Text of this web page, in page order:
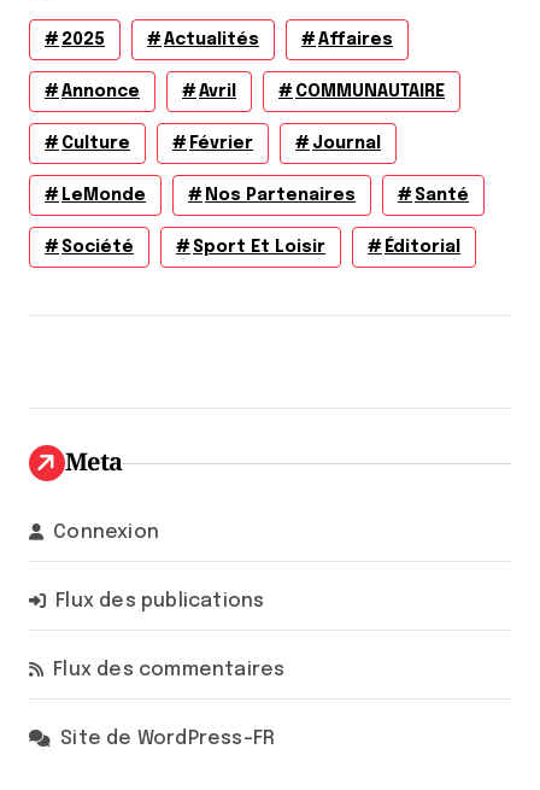
2025 Actualités Affaires
Annonce Avril COMMUNAUTAIRE
Culture Février Journal
LeMonde Nos Partenaires Santé
Société Sport Et Loisir Éditorial
Meta
Connexion
Flux des publications
Flux des commentaires
Site de WordPress-FR